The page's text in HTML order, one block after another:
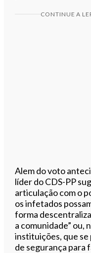
CONTINUE A
Alem do voto
líder do CDS-PP
articulação com o
os infetados
forma
a comunidade” ou,
instituições, que
de segurança para